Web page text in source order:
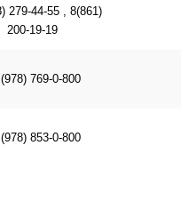
279-44-55 , 8(861)
200-19-19
769-0-800
853-0-800